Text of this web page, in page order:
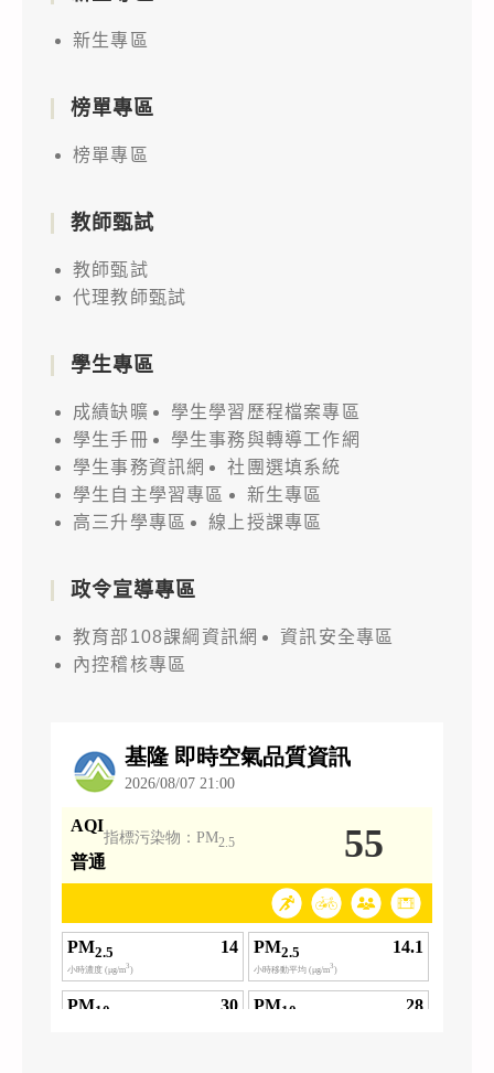
新生專區
榜單專區
榜單專區
教師甄試
教師甄試
代理教師甄試
學生專區
成績缺曠
學生學習歷程檔案專區
學生手冊
學生事務與轉導工作網
學生事務資訊網
社團選填系統
學生自主學習專區
新生專區
高三升學專區
線上授課專區
政令宣導專區
教育部108課綱資訊網
資訊安全專區
內控稽核專區